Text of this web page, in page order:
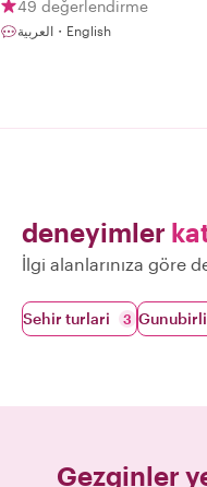
49 değerlendirme
العربية・English
deneyimler
İlgi alanlarınıza göre
Sehir turlari 3
Gezginler